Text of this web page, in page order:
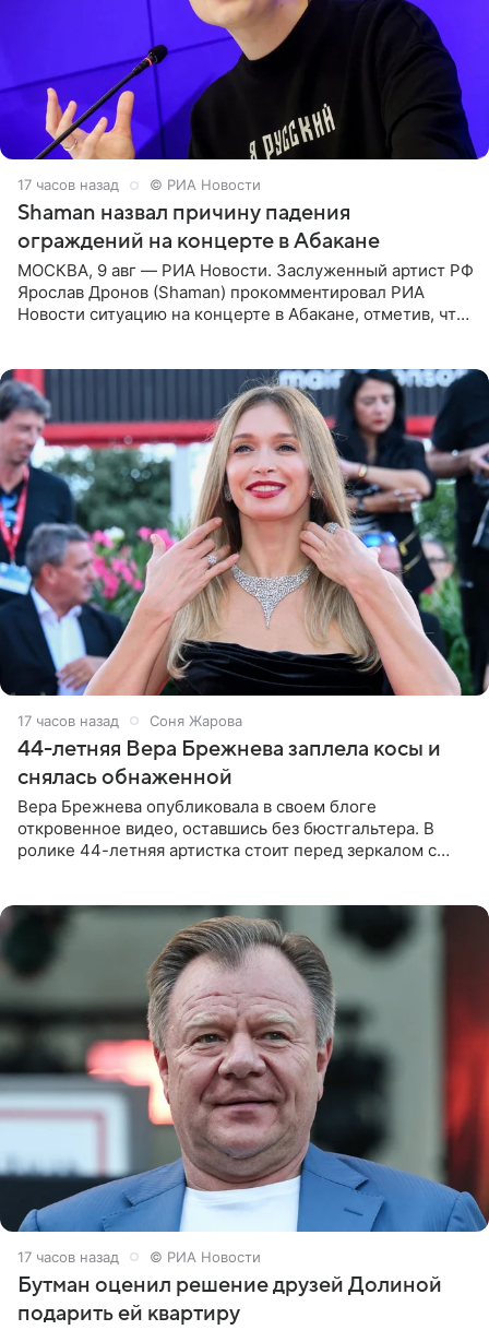
17 часов назад © РИА Новости
Shaman назвал причину падения
ограждений на концерте в Абакане
МОСКВА, 9 авг — РИА Новости. Заслуженный артист РФ
Ярослав Дронов (Shaman) прокомментировал РИА
Новости ситуацию на концерте в Абакане, отметив, что
17 часов назад Соня Жарова
44-летняя Вера Брежнева заплела косы и
снялась обнаженной
Вера Брежнева опубликовала в своем блоге
откровенное видео, оставшись без бюстгальтера. В
ролике 44-летняя артистка стоит перед зеркалом с
17 часов назад © РИА Новости
Бутман оценил решение друзей Долиной
подарить ей квартиру